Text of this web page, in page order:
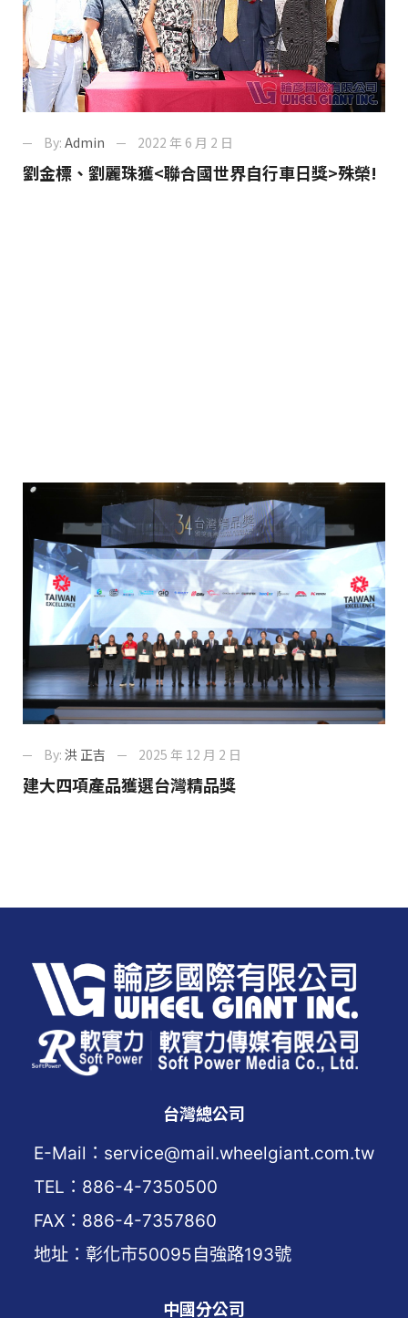
By: Admin 2022 年 6 月 2 日
劉金標、劉麗珠獲<聯合國世界自行車日獎>殊榮!
By: 洪 正吉 2025 年 12 月 2 日
建大四項產品獲選台灣精品獎
台灣總公司
E-Mail：service@mail.wheelgiant.com.tw
TEL：886-4-7350500
FAX：886-4-7357860
地址：彰化市50095自強路193號
中國分公司